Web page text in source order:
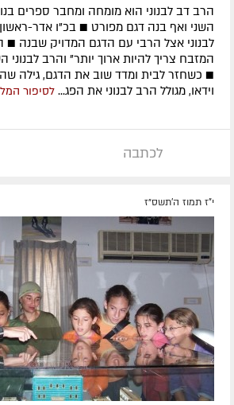
הרב דב לבנוני הוא מומחה ומחבר ספרים
השני ואף בנה דגם מפורט ■ בכ"ו אדר-
לבנוני אצל הרבי עם הדגם המדויק שבנה
המזבח צריך להיות ארוך יותר" והרב לבנוני
■ כשחזר לבית ומדד שוב את הדגם, גילה
וידאו, מגולל הרב לבנוני את הפג... לסיפור
לכתבה
י"ז תמוז ה׳תשס״ז